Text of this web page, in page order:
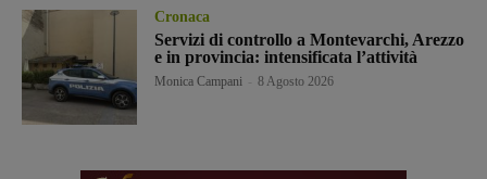
Cronaca
Servizi di controllo a Montevarchi, Arezzo
e in provincia: intensificata l’attività
Monica Campani 8 Agosto 2026